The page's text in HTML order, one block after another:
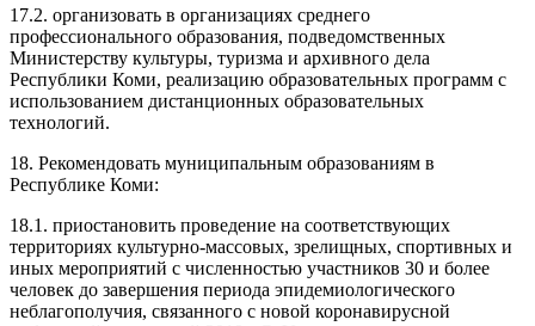
17.2. организовать в организациях среднего
профессионального образования, подведомственных
Министерству культуры, туризма и архивного дела
Республики Коми, реализацию образовательных программ с
использованием дистанционных образовательных
технологий.
18. Рекомендовать муниципальным образованиям в
Республике Коми:
18.1. приостановить проведение на соответствующих
территориях культурно-массовых, зрелищных, спортивных и
иных мероприятий с численностью участников 30 и более
человек до завершения периода эпидемиологического
неблагополучия, связанного с новой коронавирусной